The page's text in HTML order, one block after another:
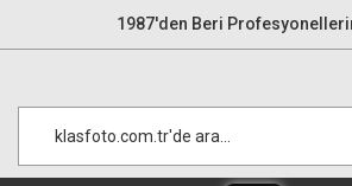
1987'den Beri